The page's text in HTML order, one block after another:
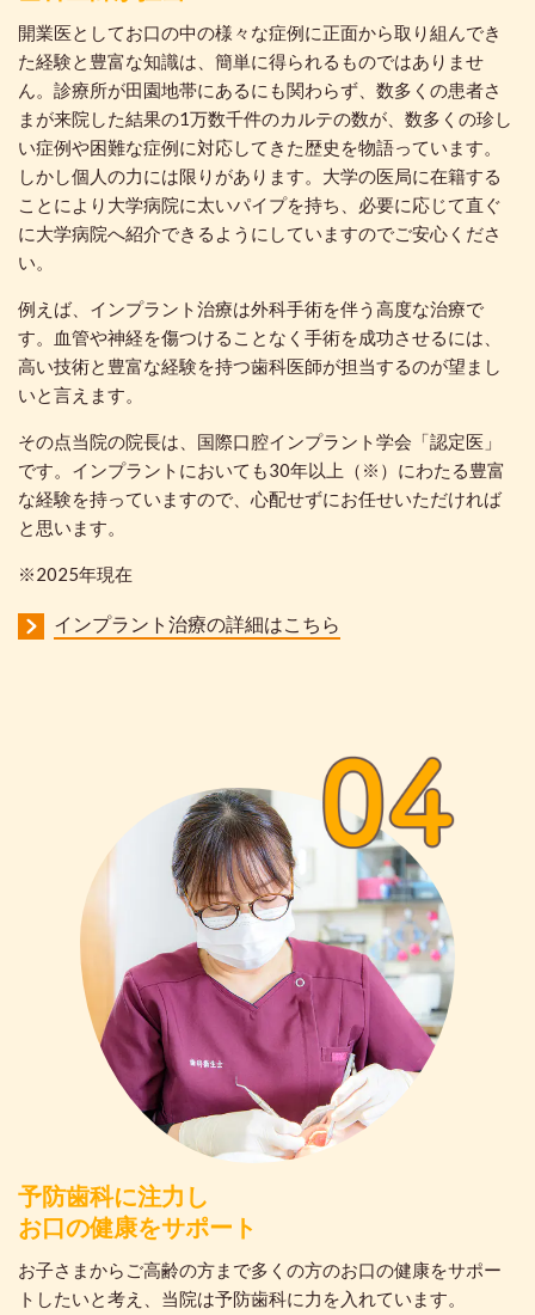
開業医としてお口の中の様々な症例に正面から取り組んでき
た経験と豊富な知識は、簡単に得られるものではありませ
ん。診療所が田園地帯にあるにも関わらず、数多くの患者さ
まが来院した結果の1万数千件のカルテの数が、数多くの珍し
い症例や困難な症例に対応してきた歴史を物語っています。
しかし個人の力には限りがあります。大学の医局に在籍する
ことにより大学病院に太いパイプを持ち、必要に応じて直ぐ
に大学病院へ紹介できるようにしていますのでご安心くださ
い。
例えば、インプラント治療は外科手術を伴う高度な治療で
す。血管や神経を傷つけることなく手術を成功させるには、
高い技術と豊富な経験を持つ歯科医師が担当するのが望まし
いと言えます。
その点当院の院長は、国際口腔インプラント学会「認定医」
です。インプラントにおいても30年以上（※）にわたる豊富
な経験を持っていますので、心配せずにお任せいただければ
と思います。
※2025年現在
インプラント治療の詳細はこちら
予防歯科に注力し
お口の健康をサポート
お子さまからご高齢の方まで多くの方のお口の健康をサポー
トしたいと考え、当院は予防歯科に力を入れています。